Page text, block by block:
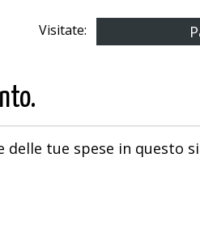
Visitate:
delle tue spese in questo